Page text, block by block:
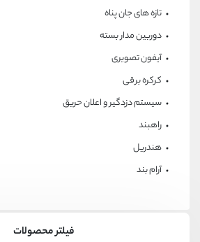
تازه های جان پناه
دوربین مدار بسته
آیفون تصویری
کرکره برقی
سیستم دزدگیر و اعلان حریق
راهبند
هندریل
آرام بند
فیلتر محصولات